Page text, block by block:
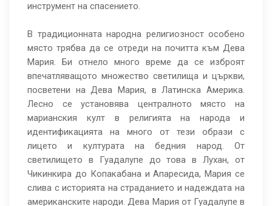
инструмент на спасението.
В традиционната народна религиозност особено
място трябва да се отреди на почитта към Дева
Мария. Би отнело много време да се изброят
впечатляващото множество светилища и църкви,
посветени на Дева Мария, в Латинска Америка.
Лесно се установява централното място на
марианския култ в религията на народа и
идентификацията на много от тези образи с
лицето и културата на бедния народ. От
светилището в Гуадалупе до това в Лухан, от
Чикинкира до Копакабана и Апаресида, Мария се
слива с историята на страданието и надеждата на
американските народи. Дева Мария от Гуадалупе в